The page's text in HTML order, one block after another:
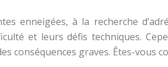
enneigées, à la recherche
et leurs défis techniques.
conséquences graves. Êtes-vous